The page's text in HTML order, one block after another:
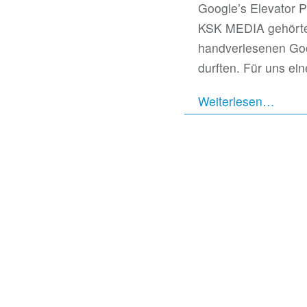
Google’s Elevator
KSK MEDIA
handverlesenen
durften. Für uns
Weiterlesen…